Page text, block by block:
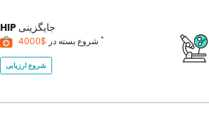
HIP جایگزینی
شروع بسته در *
شروع ارزیابی